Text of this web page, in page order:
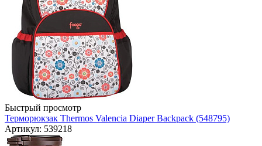
Быстрый просмотр
Терморюкзак Thermos Valencia Diaper Backpack (548795)
Артикул: 539218